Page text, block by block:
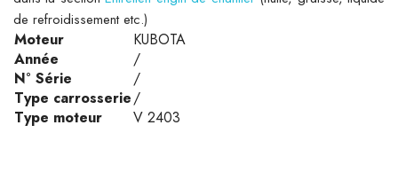
de refroidissement etc.)
Moteur
KUBOTA
Année
/
N° Série
/
Type carrosserie/
Type moteur
V 2403